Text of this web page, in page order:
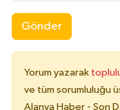
Gönder
Yorum yazarak
ve tüm sorumluluğu
Alanya Haber - Son